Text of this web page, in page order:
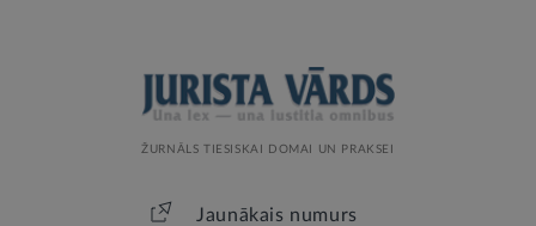
ŽURNĀLS TIESISKAI DOMAI UN PRAKSEI
Jaunākais numurs